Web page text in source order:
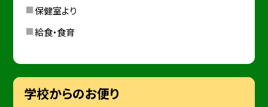
保健室より
給食・食育
学校からのお便り